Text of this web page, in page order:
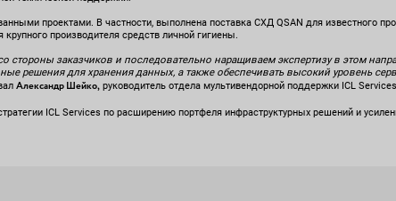
проектами. В частности, выполнена поставка СХД QSAN для известного
производителя средств личной гигиены.
стороны заказчиков и последовательно наращиваем экспертизу в этом
решения для хранения данных, а также обеспечивать высокий уровень
Александр Шейко, руководитель отдела мультивендорной поддержки ICL
ICL Services по расширению портфеля инфраструктурных решений и